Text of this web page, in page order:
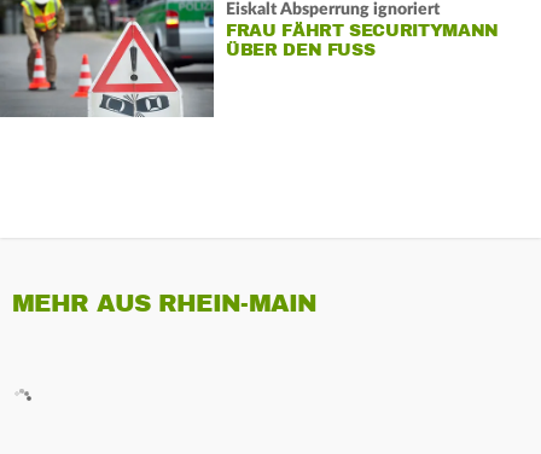
Eiskalt Absperrung ignoriert
FRAU FÄHRT SECURITYMANN
ÜBER DEN FUSS
MEHR AUS RHEIN-MAIN